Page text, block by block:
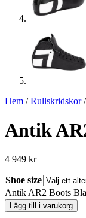
Hem /Rullskridskor/
Antik
4 949 kr
Shoe size
Antik AR2 Boots
Lägg till i varukorg